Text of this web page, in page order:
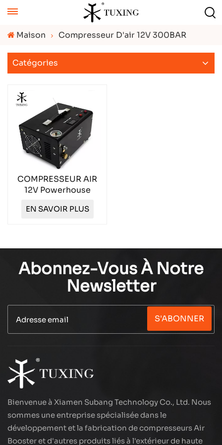
Maison Compresseur D'air 12V 300BAR
Catégories
COMPRESSEUR AIR
12V Powerhouse
automatique
EN SAVOIR PLUS
Abonnez-Vous À Notre
Newsletter
S'ABONNER
Bienvenue à Xiamen Subang Technology Co., Ltd. Nous
sommes une entreprise spécialisée dans le
développement et la fabrication de compresseurs Air
Booster et d'autres produits liés à l'extérieur de haute